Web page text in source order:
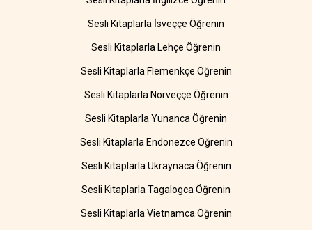
Sesli Kitaplarla İsveççe Öğrenin
Sesli Kitaplarla Lehçe Öğrenin
Sesli Kitaplarla Flemenkçe Öğrenin
Sesli Kitaplarla Norveççe Öğrenin
Sesli Kitaplarla Yunanca Öğrenin
Sesli Kitaplarla Endonezce Öğrenin
Sesli Kitaplarla Ukraynaca Öğrenin
Sesli Kitaplarla Tagalogca Öğrenin
Sesli Kitaplarla Vietnamca Öğrenin